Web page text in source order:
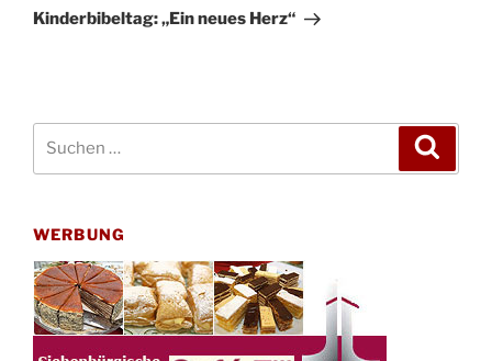
Beitrag
Kinderbibeltag: „Ein neues Herz“
WERBUNG